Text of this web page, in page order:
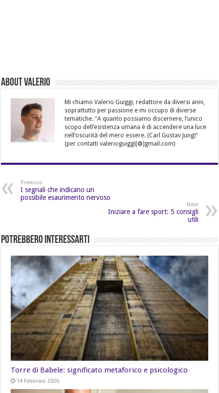
About Valerio
Mi chiamo Valerio Guiggi, redattore da diversi anni,
soprattutto per passione e mi occupo di diverse
tematiche. "A quanto possiamo discernere, l’unico
scopo dell’esistenza umana è di accendere una luce
nell’oscurità del mero essere. (Carl Gustav Jung)"
(per contatti valerioguiggi[@]gmail.com)
Previous
I segnali che indicano un
possibile esaurimento nervoso
Next
Iniziare a fare sport: 5 consigli
utili
Potrebbero Interessarti
Torre di Babele: significato metaforico e psicologico
14 Febbraio 2026